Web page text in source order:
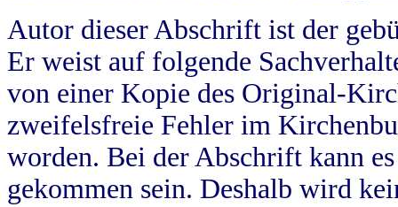
Autor dieser Abschrift ist der
Er weist auf folgende
von einer Kopie des Original-
zweifelsfreie Fehler im
worden. Bei der Abschrift kann
gekommen sein. Deshalb wird